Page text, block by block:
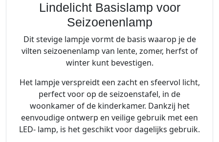
Lindelicht Basislamp voor
Seizoenenlamp
Dit stevige lampje vormt de basis waarop je de
vilten seizoenenlamp van lente, zomer, herfst of
winter kunt bevestigen.
Het lampje verspreidt een zacht en sfeervol licht,
perfect voor op de seizoenstafel, in de
woonkamer of de kinderkamer. Dankzij het
eenvoudige ontwerp en veilige gebruik met een
LED- lamp, is het geschikt voor dagelijks gebruik.